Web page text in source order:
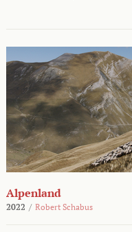
Alpenland
2022 / Robert Schabus